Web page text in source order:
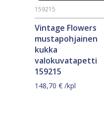
Vintage Flowers
mustapohjainen
kukka
valokuvatapetti
159215
159215
148,70 € /kpl